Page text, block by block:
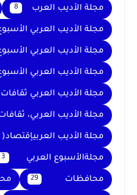
مجلة الأديب العرب 8
مجلة الأديب العربي
مجلة الأديب العربي
مجلة الأديب العربي
مجلة الأديب العربي
مجلة الأديب العربي،
مجلة الأديب
مجلةالأسبوع العربي 3
محافظات 29